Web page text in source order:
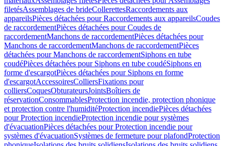
filetésAssemblages de brideCollerettesRaccordements aux
appareilsPièces détachées pour Raccordements aux appareilsCoudes
de raccordementPièces détachées pour Coudes de
raccordementManchons de raccordementPièces détachées pour
Manchons de raccordementManchons de raccordementPièces
détachées pour Manchons de raccordementSiphons en tube
coudéPièces détachées pour Siphons en tube coudéSiphons en
forme d'escargotPièces détachées pour Siphons en forme
d'escargotAccessoiresColliersFixations pour
colliersCoquesObturateursJointsBoîtiers de
réservationConsommablesProtection incendie, protection phonique
et protection contre l'humiditéProtection incendiePièces détachées
pour Protection incendieProtection incendie pour systèmes
d'évacuationPièces détachées pour Protection incendie pour
systèmes d'évacuationSystèmes de fermeture pour plafondProtection